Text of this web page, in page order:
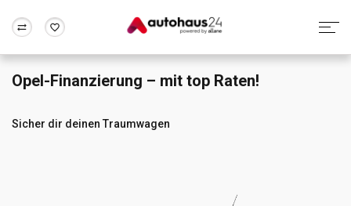
Zum Antrag Alle Fragen & Antworten München
FrankfurtWuppertal
Opel-Finanzierung – mit top Raten!
Sicher dir deinen Traumwagen